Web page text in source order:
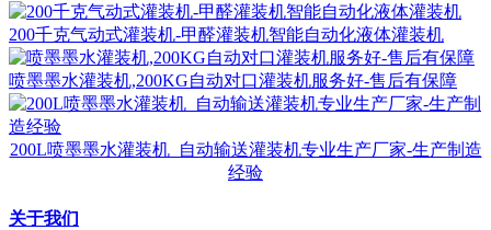
200千克气动式灌装机-甲醛灌装机智能自动化液体灌装机
喷墨墨水灌装机,200KG自动对口灌装机服务好-售后有保障
200L喷墨墨水灌装机_自动输送灌装机专业生产厂家-生产制造
经验
关于我们